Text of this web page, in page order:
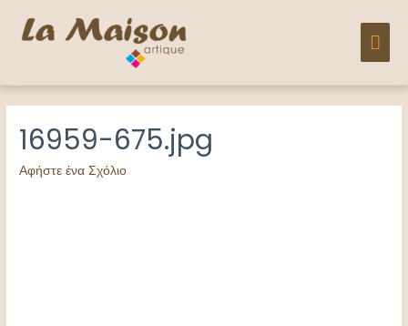
16959-675.jpg
Αφήστε ένα Σχόλιο